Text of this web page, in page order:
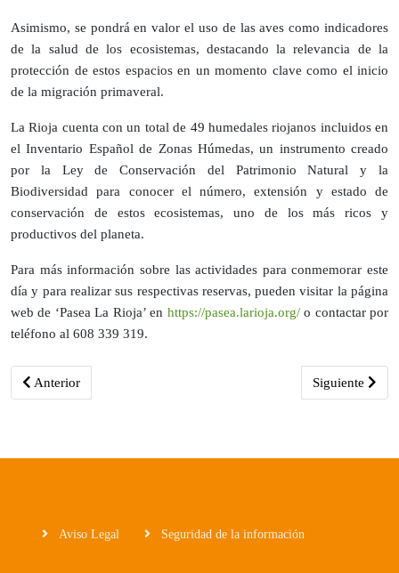
Asimismo, se pondrá en valor el uso de las aves como indicadores
de la salud de los ecosistemas, destacando la relevancia de la
protección de estos espacios en un momento clave como el inicio
de la migración primaveral.
La Rioja cuenta con un total de 49 humedales riojanos incluidos en
el Inventario Español de Zonas Húmedas, un instrumento creado
por la Ley de Conservación del Patrimonio Natural y la
Biodiversidad para conocer el número, extensión y estado de
conservación de estos ecosistemas, uno de los más ricos y
productivos del planeta.
Para más información sobre las actividades para conmemorar este
día y para realizar sus respectivas reservas, pueden visitar la página
web de ‘Pasea La Rioja’ en https://pasea.larioja.org/o contactar por
teléfono al 608 339 319.
Artículo anterior: Capellán visita el acondicionamiento y
Anterior Artículo
Siguiente
Aviso Legal Seguridad de la información